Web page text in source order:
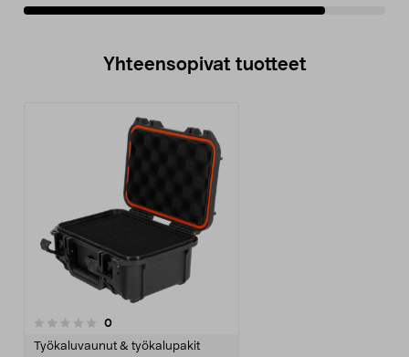
Yhteensopivat tuotteet
0arvostelut
Työkaluvaunut & työkalupakit